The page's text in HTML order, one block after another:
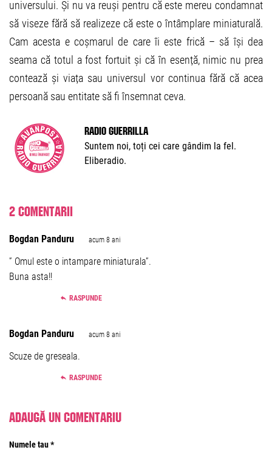
universului. Și nu va reuși pentru că este mereu condamnat
să viseze fără să realizeze că este o întâmplare miniaturală.
Cam acesta e coșmarul de care îi este frică – să își dea
seama că totul a fost fortuit și că în esență, nimic nu prea
contează și viața sau universul vor continua fără că acea
persoană sau entitate să fi însemnat ceva.
Radio Guerrilla
Suntem noi, toți cei care gândim la fel.
Eliberadio.
2 comentarii
Bogdan Panduru acum 8 ani
” Omul este o intampare miniaturala”.
Buna asta!!
RASPUNDE
Bogdan Panduru acum 8 ani
Scuze de greseala.
RASPUNDE
Adaugă un comentariu
Numele tau *